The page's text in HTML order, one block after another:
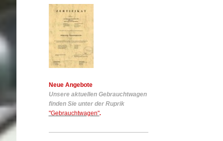
Neue Angebote
Unsere aktuellen Gebrauchtwagen
finden Sie unter der Ruprik
"Gebrauchtwagen".